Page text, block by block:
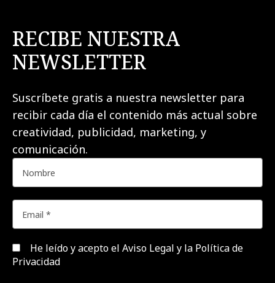
RECIBE NUESTRA
NEWSLETTER
Suscríbete gratis a nuestra newsletter para
recibir cada día el contenido más actual sobre
creatividad, publicidad, marketing, y
comunicación.
He leído y acepto el Aviso Legal y la Política de
Privacidad